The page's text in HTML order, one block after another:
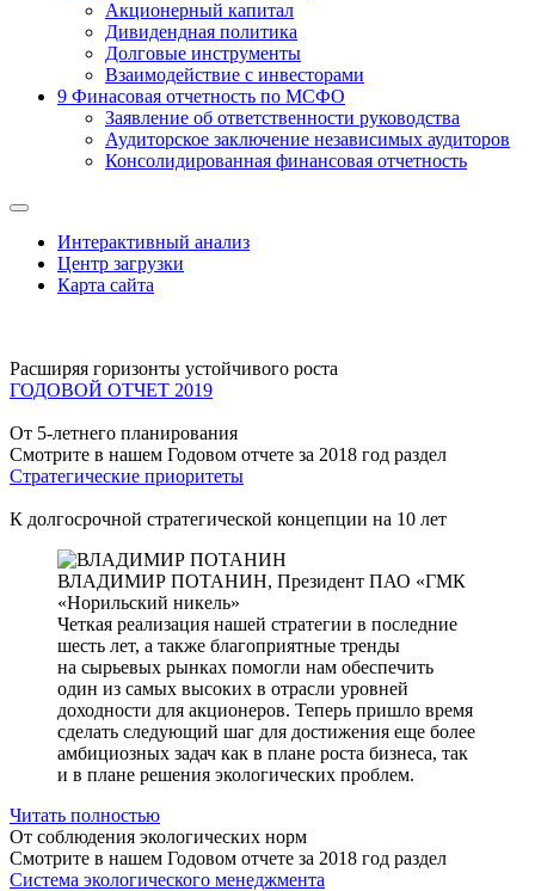
Акционерный капитал
Дивидендная политика
Долговые инструменты
Взаимодействие с инвеcторами
9 Финасовая отчетность по МСФО
Заявление об ответственности руководства
Аудиторское заключение независимых аудиторов
Консолидированная финансовая отчетность
Интерактивный анализ
Центр загрузки
Карта сайта
Расширяя горизонты устойчивого роста
ГОДОВОЙ ОТЧЕТ 2019
От 5-летнего планирования
Смотрите в нашем Годовом отчете за 2018 год раздел
Стратегические приоритеты
К долгосрочной стратегической концепции на 10 лет
ВЛАДИМИР ПОТАНИН, Президент ПАО «ГМК
«Норильский никель»
Четкая реализация нашей стратегии в последние
шесть лет, а также благоприятные тренды
на сырьевых рынках помогли нам обеспечить
один из самых высоких в отрасли уровней
доходности для акционеров. Теперь пришло время
сделать следующий шаг для достижения еще более
амбициозных задач как в плане роста бизнеса, так
и в плане решения экологических проблем.
Читать полностью
От соблюдения экологических норм
Смотрите в нашем Годовом отчете за 2018 год раздел
Система экологического менеджмента